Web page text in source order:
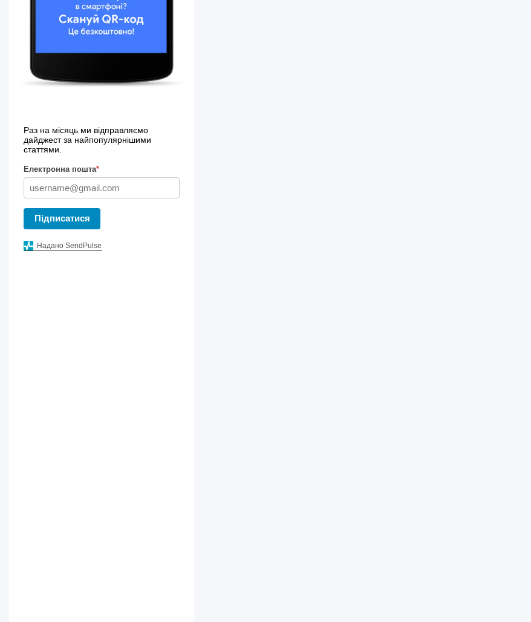
Раз на місяць ми відправляємо
дайджест за найпопулярнішими
статтями.
Електронна пошта*
Підписатися
Надано SendPulse